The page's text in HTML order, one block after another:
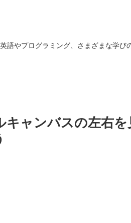
英語やプログラミング、さまざまな学び
キャンバスの左右